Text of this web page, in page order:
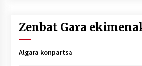
Zenbat Gara
Algara konpartsa